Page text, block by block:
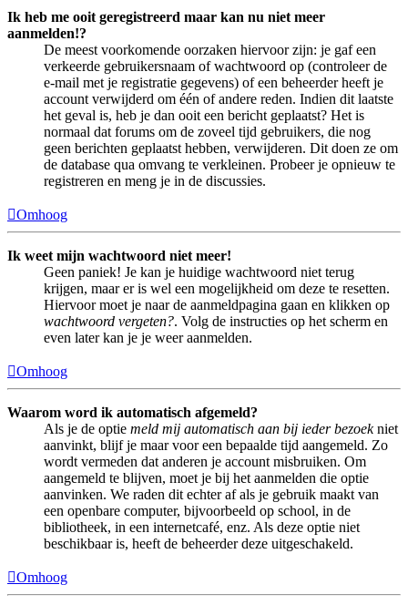
Ik heb me ooit geregistreerd maar kan nu niet meer
aanmelden!?
De meest voorkomende oorzaken hiervoor zijn: je gaf een
verkeerde gebruikersnaam of wachtwoord op (controleer de
e-mail met je registratie gegevens) of een beheerder heeft je
account verwijderd om één of andere reden. Indien dit laatste
het geval is, heb je dan ooit een bericht geplaatst? Het is
normaal dat forums om de zoveel tijd gebruikers, die nog
geen berichten geplaatst hebben, verwijderen. Dit doen ze om
de database qua omvang te verkleinen. Probeer je opnieuw te
registreren en meng je in de discussies.
Omhoog
Ik weet mijn wachtwoord niet meer!
Geen paniek! Je kan je huidige wachtwoord niet terug
krijgen, maar er is wel een mogelijkheid om deze te resetten.
Hiervoor moet je naar de aanmeldpagina gaan en klikken op
wachtwoord vergeten?. Volg de instructies op het scherm en
even later kan je je weer aanmelden.
Omhoog
Waarom word ik automatisch afgemeld?
Als je de optie meld mij automatisch aan bij ieder bezoekniet
aanvinkt, blijf je maar voor een bepaalde tijd aangemeld. Zo
wordt vermeden dat anderen je account misbruiken. Om
aangemeld te blijven, moet je bij het aanmelden die optie
aanvinken. We raden dit echter af als je gebruik maakt van
een openbare computer, bijvoorbeeld op school, in de
bibliotheek, in een internetcafé, enz. Als deze optie niet
beschikbaar is, heeft de beheerder deze uitgeschakeld.
Omhoog